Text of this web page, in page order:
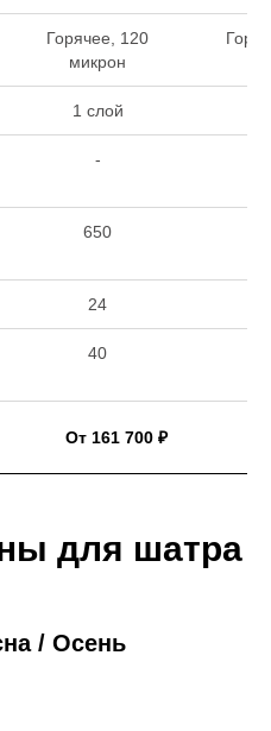
Горячее, 120
микрон
1 слой
-
650
24
40
От 161 700 ₽
для шатра
/ Осень